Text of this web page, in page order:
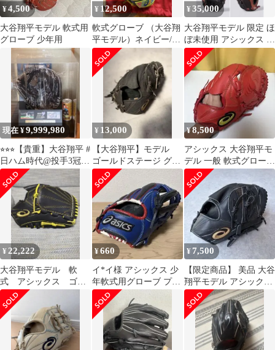
¥4,500
大谷翔平モデル 軟式用
グローブ 少年用
¥ 12,500
軟式グローブ （大谷翔
平モデル）ネイビー/イ
エロー 収納袋付き
¥35,000
大谷翔平モデル 限定 ほ
ぼ未使用 アシックス 軟
式 投手用 メジャースタ
イル
現在 ¥9,999,980
⭐︎⭐︎⭐︎【貴重】大谷翔平 #
日ハム時代@投手3冠グ
ローブ公式品:直筆サイ
ン入⭐︎⭐︎⭐︎
¥ 13,000
【大谷翔平】モデル
ゴールドステージ グロ
ーブ
¥8,500
アシックス 大谷翔平モ
デル 一般 軟式グローブ
野球 右投げ 大人用
¥ 22,222
大谷翔平モデル 軟
式 アシックス ゴー
ルドステージ 黒
¥660
イ*イ様 アシックス 少
年軟式用グローブ プロ
フェッショナルスタイ
ル 大谷翔平モ
¥ 7,500
【限定商品】 美品 大谷
翔平モデル アシックス
少年軟式グラブ 投手用
右投げ用